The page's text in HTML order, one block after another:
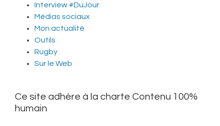
Interview #DuJour
Médias sociaux
Mon actualité
Outils
Rugby
Sur le Web
Ce site adhère à la charte Contenu 100%
humain